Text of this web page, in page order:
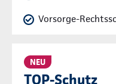
Vorsorge-
NEU
TOP-Schutz